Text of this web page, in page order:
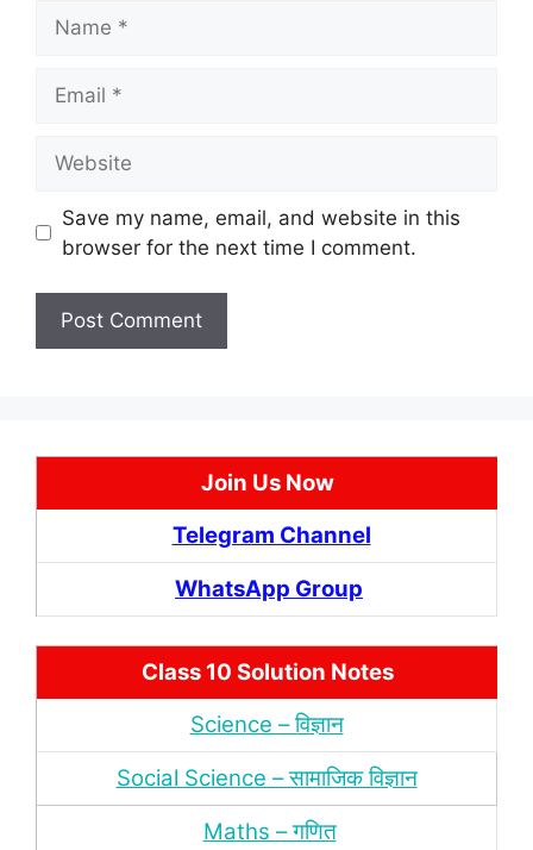
Save my name, email, and website in this
browser for the next time I comment.
Join Us Now
Telegram Channel
WhatsApp Group
Class 10 Solution Notes
Science – विज्ञान
Social Science – सामाजिक विज्ञान
Maths – गणित